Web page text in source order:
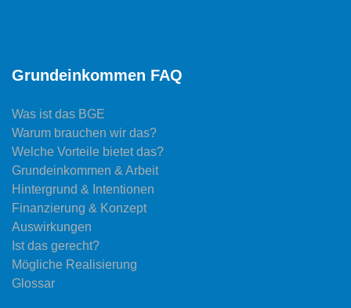
Grundeinkommen FAQ
Was ist das BGE
Warum brauchen wir das?
Welche Vorteile bietet das?
Grundeinkommen & Arbeit
Hintergrund & Intentionen
Finanzierung & Konzept
Auswirkungen
Ist das gerecht?
Mögliche Realisierung
Glossar